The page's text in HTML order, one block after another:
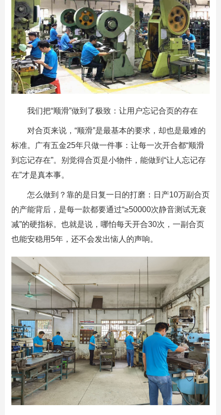
我们把“顺滑”做到了极致：让用户忘记合页的存在
对合页来说，“顺滑”是最基本的要求，却也是最难的
标准。
广有五金25年只做一件事：让每一次开合都“顺滑
到忘记存在”。别觉得合页是小物件，能做到“让人忘记存
在”才是真本事。
怎么做到？靠的是日复一日的打磨：日产10万副合页
的产能背后，是每一款都要通过“≥50000次静音测试无衰
减”的硬指标。也就是说，哪怕每天开合30次，一副合页
也能安稳用5年，还不会发出恼人的声响。